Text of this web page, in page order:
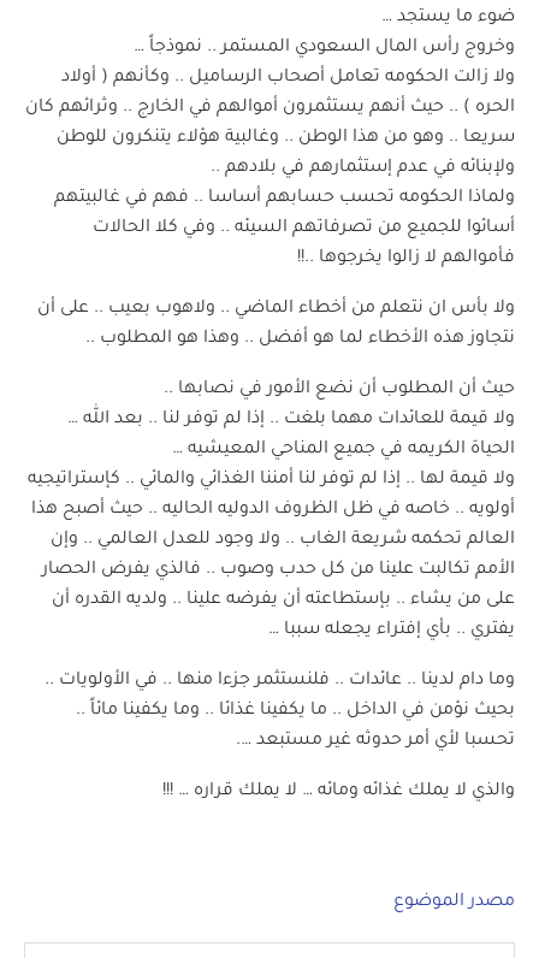
ضوء ما يستجد …
وخروج رأس المال السعودي المستمر .. نموذجاً …
ولا زالت الحكومه تعامل أصحاب الرساميل .. وكأنهم ( أولاد
الحره ) .. حيث أنهم يستثمرون أموالهم في الخارج .. وثرائهم كان
سريعا .. وهو من هذا الوطن .. وغالبية هؤلاء يتنكرون للوطن
ولإبنائه في عدم إستثمارهم في بلادهم ..
ولماذا الحكومه تحسب حسابهم أساسا .. فهم في غالبيتهم
أسائوا للجميع من تصرفاتهم السيئه .. وفي كلا الحالات
فأموالهم لا زالوا يخرجوها ..!!
ولا بأس ان نتعلم من أخطاء الماضي .. ولاهوب بعيب .. على أن
نتجاوز هذه الأخطاء لما هو أفضل .. وهذا هو المطلوب ..
حيث أن المطلوب أن نضع الأمور في نصابها ..
ولا قيمة للعائدات مهما بلغت .. إذا لم توفر لنا .. بعد الله …
الحياة الكريمه في جميع المناحي المعيشيه …
ولا قيمة لها .. إذا لم توفر لنا أمننا الغذائي والمائي .. كإستراتيجيه
أولويه .. خاصه في ظل الظروف الدوليه الحاليه .. حيث أصبح هذا
العالم تحكمه شريعة الغاب .. ولا وجود للعدل العالمي .. وإن
الأمم تكالبت علينا من كل حدب وصوب .. فالذي يفرض الحصار
على من يشاء .. بإستطاعته أن يفرضه علينا .. ولديه القدره أن
يفتري .. بأي إفتراء يجعله سببا …
وما دام لدينا .. عائدات .. فلنستثمر جزءا منها .. في الأولويات ..
بحيث نؤمن في الداخل .. ما يكفينا غذائا .. وما يكفينا مائاً ..
تحسبا لأي أمر حدوثه غير مستبعد ….
والذي لا يملك غذائه ومائه … لا يملك قراره … !!!
مصدر الموضوع